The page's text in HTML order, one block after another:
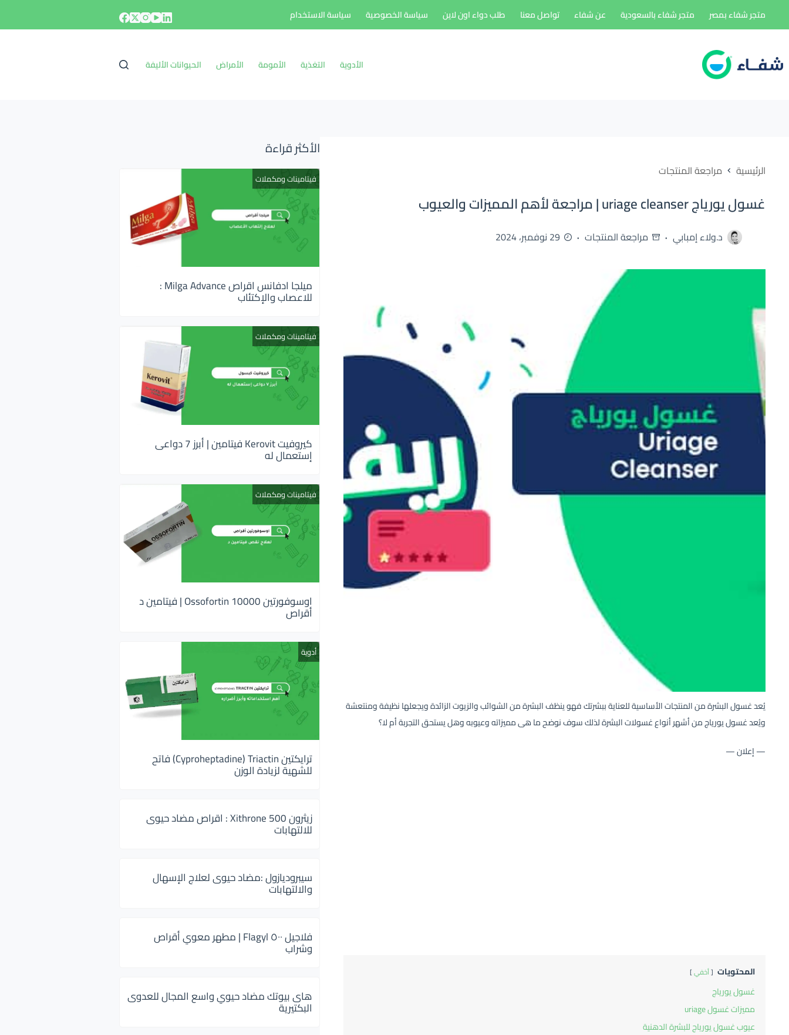
إلى
متجر شفاء بمصر متجر شفاء بالسعودية عن شفاء تواصل معنا طلب دواء اون لاين سياسة الخصوصية سياسة الاستخدام
الأدوية التغذية الأمومة الأمراض الحيوانات الأليفة
الرئيسية مراجعة المنتجات
غسول يورياج uriage cleanser | مراجعة لأهم المميزات والعيوب
د.ولاء إمبابي مراجعة المنتجات 29 نوفمبر، 2024
يُعد غسول البشرة من المنتجات الأساسية للعناية ببشرتك فهو ينظف البشرة من الشوائب والزيوت الزائدة ويجعلها نظيفة ومنتعشة
ويُعد غسول يورياج من أشهر أنواع غسولات البشرة لذلك سوف نوضح ما هى مميزاته وعيوبه وهل يستحق التجربة أم لا؟
— إعلان —
المحتويات أخفي
غسول يورياج
مميزات غسول uriage
عيوب غسول يورياج للبشرة الدهنية
الأكثر قراءة
فيتامينات ومكملات
ميلجا ادفانس اقراص Milga Advance :
للاعصاب والإكتئاب
فيتامينات ومكملات
كيروفيت Kerovit فيتامين | أبرز 7 دواعى
إستعمال له
فيتامينات ومكملات
اوسوفورتين 10000 Ossofortin | فيتامين د
أقراص
أدوية
ترايكتين Cyproheptadine) Triactin) فاتح
للشهية لزيادة الوزن
زيثرون 500 Xithrone : اقراص مضاد حيوى
للالتهابات
سيبروديازول :مضاد حيوى لعلاج الإسهال
والالتهابات
فلاجيل ٥٠٠ Flagyl | مطهر معوي أقراص
وشراب
هاى بيوتك مضاد حيوي واسع المجال للعدوى
البكتيرية